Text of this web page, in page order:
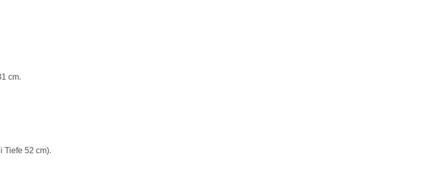
cm.
Tiefe 52 cm).